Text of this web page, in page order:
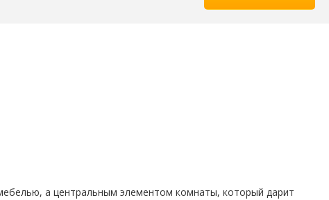
а центральным элементом комнаты, который дарит